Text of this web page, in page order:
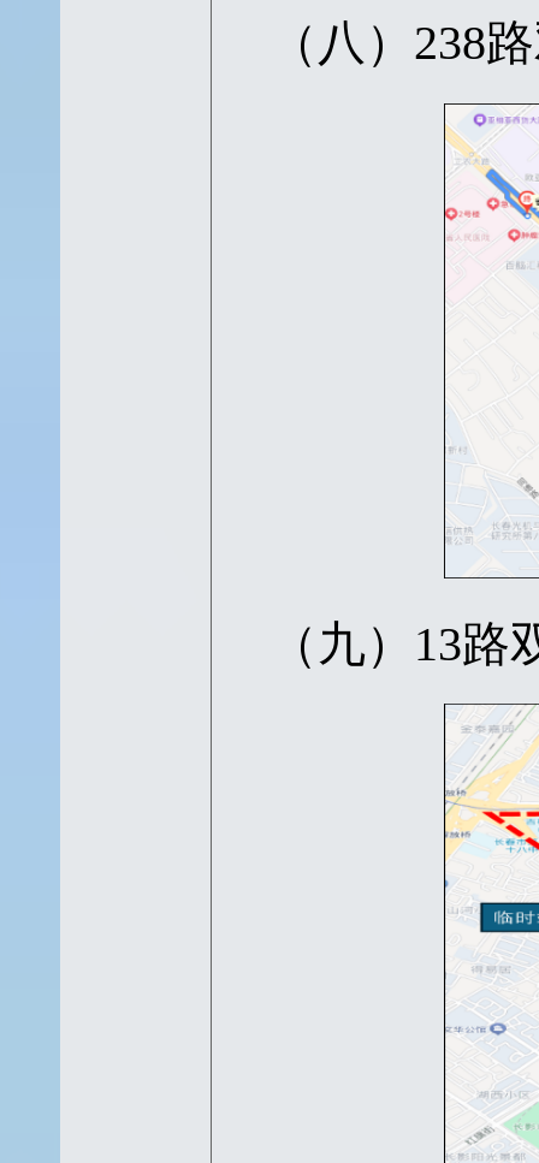
（八） 238
（九） 13路